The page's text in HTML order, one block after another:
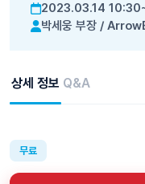
2023.03.14
박세웅 부장 /
상세 정보 Q&A
무료